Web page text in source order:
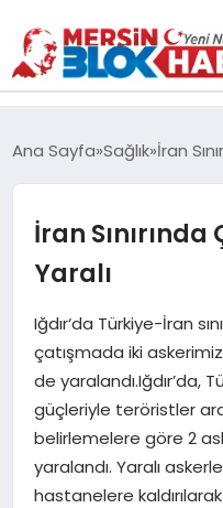
SAĞLIK
EĞITIM
EKONOMI
SANAT
Ana Sayfa Sağlık İran
İran
Yaralı
Iğdır‘da Türkiye-İran
çatışmada iki
de yaralandı.Iğdır’da,
güçleriyle teröristler
belirlemelere göre 2
yaralandı. Yaralı
hastanelere